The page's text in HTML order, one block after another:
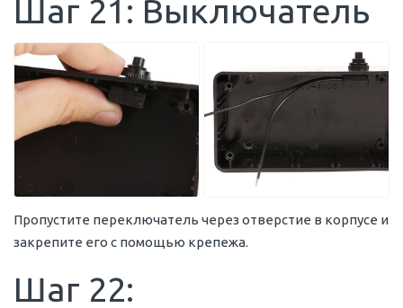
Шаг 21: Выключатель
Пропустите переключатель через отверстие в корпусе и
закрепите его с помощью крепежа.
Шаг 22: